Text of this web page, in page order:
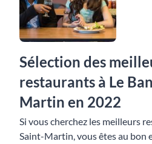
Sélection des
restaurants à Le
Martin en 2022
Si vous cherchez les meilleurs
Saint-Martin, vous êtes au bon